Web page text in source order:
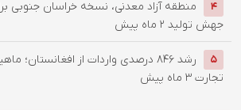
4
منطقه آزاد معدنی، نسخه خراسان جنوبی
جهش تولید 2 ماه پیش
5
رشد 846 درصدی واردات از افغانستان؛
تجارت 3 ماه پیش